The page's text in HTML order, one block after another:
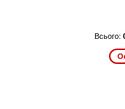
Всього: